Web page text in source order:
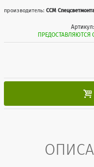
производитель:ССМ
ПРЕДОСТАВЛЯЮТСЯ
